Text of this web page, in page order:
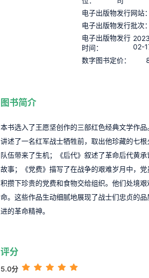
电子出版物发行网站
电子出版物发行批次
电子出版物发行
时间：
02-
数字图书定价：
图书简介
本书选入了王愿坚创作的三部红色经典文学作
讲述了一名红军战士牺牲前，取出他珍藏的七
队伍带来了生机；《后代》叙述了革命后代黄
故事；《党费》描写了在战争的艰难岁月中，
积攒下珍贵的党费和食物交给组织。他们处境
命。这些作品生动细腻地展现了战士们忠贞的
进的革命精神。
评分
5.0分